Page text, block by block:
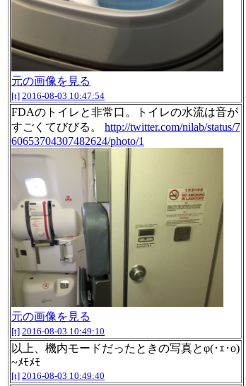
元の画像を見る
[t] 2016-08-03 10:47:54
FDAのトイレと非常口。トイレの水流は音が
すごくてびびる。 http://twitter.com/nilab/status/7
60653704307482624/photo/1
元の画像を見る
[t] 2016-08-03 10:49:10
以上、機内モードだったときの写真とφ(･ｪ･o)
~ﾒﾓﾒﾓ
[t] 2016-08-03 10:49:40